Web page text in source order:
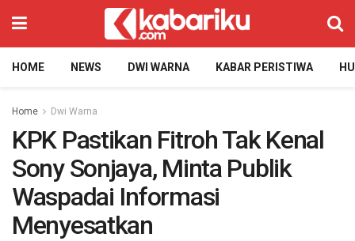
HOME NEWS DWI WARNA KABAR PERISTIWA
Home Dwi Warna
KPK Pastikan Fitroh Tak Kenal
Sony Sonjaya, Minta Publik
Waspadai Informasi
Menyesatkan